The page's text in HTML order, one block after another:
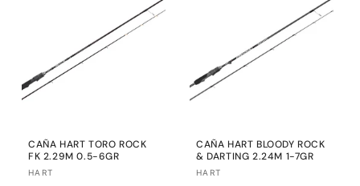
CAÑA HART TORO ROCK
FK 2.29M 0.5-6GR
Proveedor:
HART
CAÑA HART BLOODY ROCK
& DARTING 2.24M 1-7GR
Proveedor:
HART